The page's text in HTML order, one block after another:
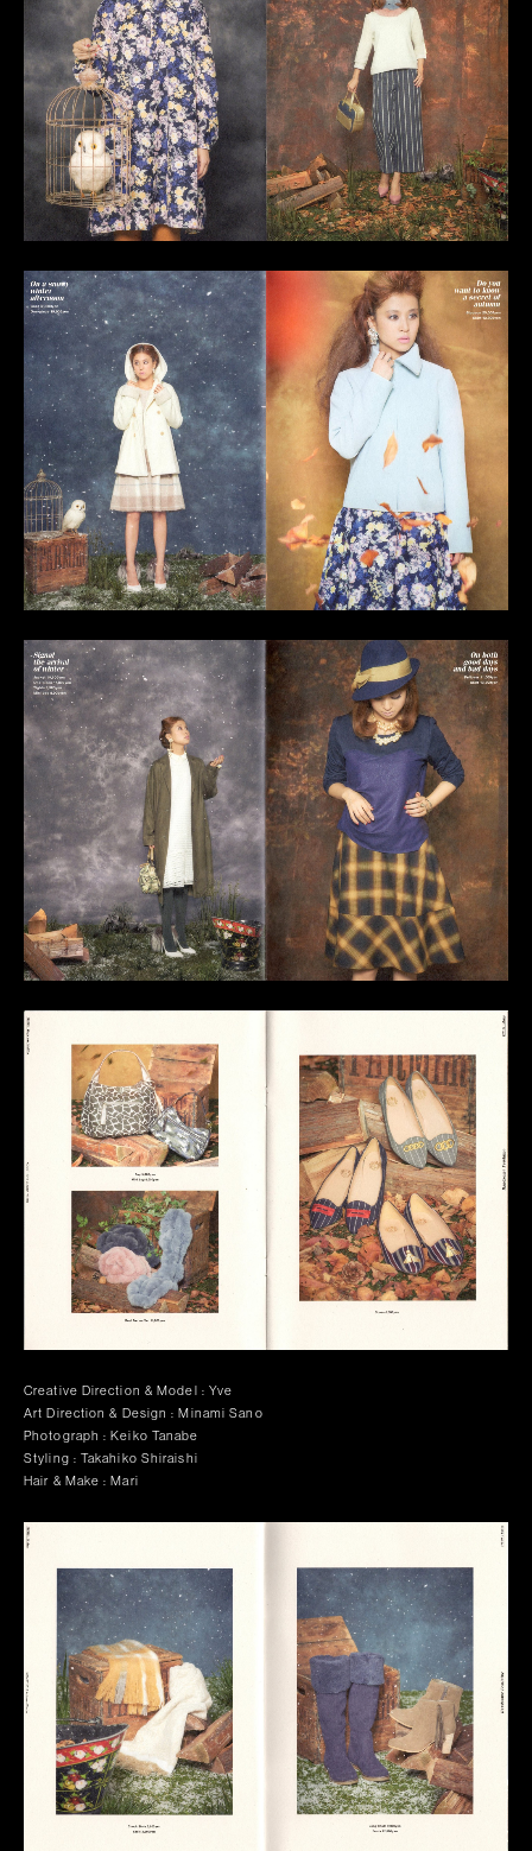
Creative Direction & Model : Yve
Art Direction & Design : Minami Sano
Photograph : Keiko Tanabe
Styling : Takahiko Shiraishi
Hair & Make : Mari